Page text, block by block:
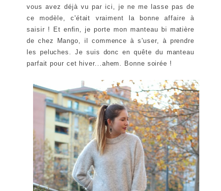
vous avez déjà vu par ici, je ne me lasse pas de
ce modèle, c'était vraiment la bonne affaire à
saisir ! Et enfin, je porte mon manteau bi matière
de chez Mango, il commence à s'user, à prendre
les peluches. Je suis donc en quête du manteau
parfait pour cet hiver...ahem. Bonne soirée !